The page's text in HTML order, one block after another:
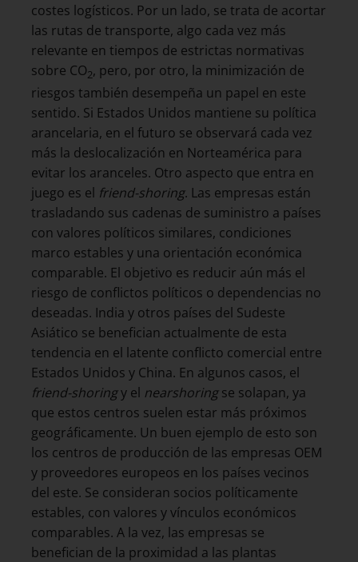
costes logísticos. Por un lado, se trata de acortar
las rutas de transporte, algo cada vez más
relevante en tiempos de estrictas normativas
sobre CO2, pero, por otro, la minimización de
riesgos también desempeña un papel en este
sentido. Si Estados Unidos mantiene su política
arancelaria, en el futuro se observará cada vez
más la deslocalización en Norteamérica para
evitar los aranceles. Otro aspecto que entra en
juego es el friend-shoring. Las empresas están
trasladando sus cadenas de suministro a países
con valores políticos similares, condiciones
marco estables y una orientación económica
comparable. El objetivo es reducir aún más el
riesgo de conflictos políticos o dependencias no
deseadas. India y otros países del Sudeste
Asiático se benefician actualmente de esta
tendencia en el latente conflicto comercial entre
Estados Unidos y China. En algunos casos, el
friend-shoringy el nearshoringse solapan, ya
que estos centros suelen estar más próximos
geográficamente. Un buen ejemplo de esto son
los centros de producción de las empresas OEM
y proveedores europeos en los países vecinos
del este. Se consideran socios políticamente
estables, con valores y vínculos económicos
comparables. A la vez, las empresas se
benefician de la proximidad a las plantas